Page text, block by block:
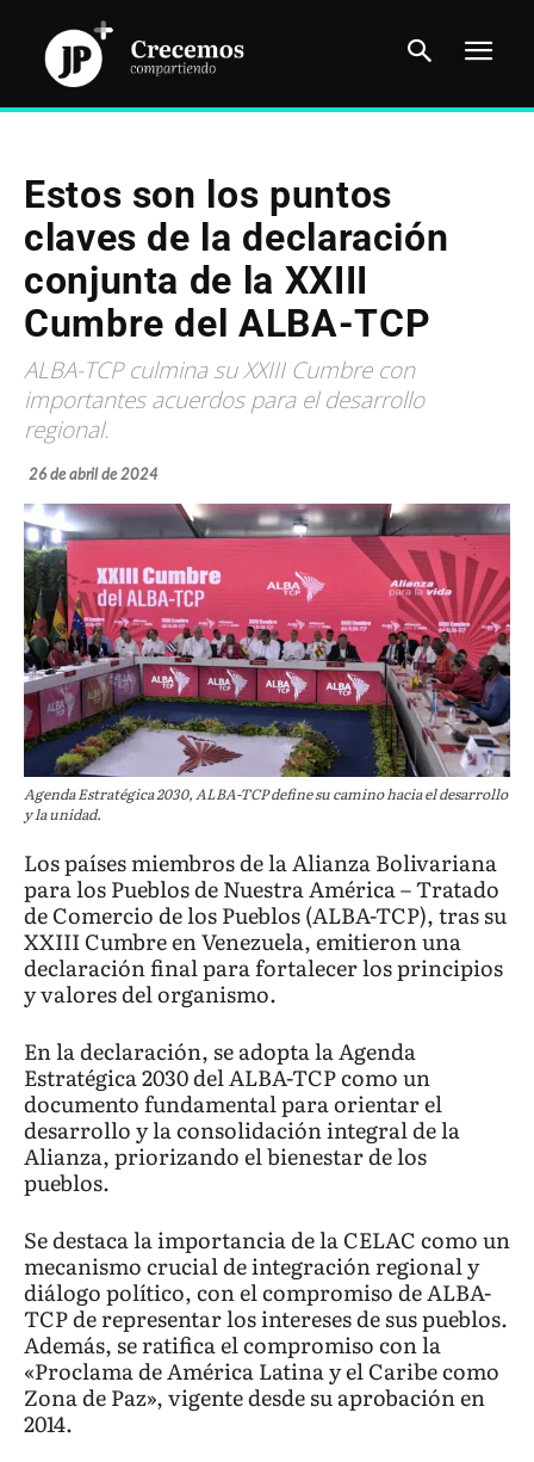
Estos son los puntos
claves de la declaración
conjunta de la XXIII
Cumbre del ALBA-TCP
ALBA-TCP culmina su XXIII Cumbre con
importantes acuerdos para el desarrollo
regional.
26 de abril de 2024
Agenda Estratégica 2030, ALBA-TCP define su camino hacia el desarrollo
y la unidad.
Los países miembros de la Alianza Bolivariana
para los Pueblos de Nuestra América – Tratado
de Comercio de los Pueblos (ALBA-TCP), tras su
XXIII Cumbre en Venezuela, emitieron una
declaración final para fortalecer los principios
y valores del organismo.
En la declaración, se adopta la Agenda
Estratégica 2030 del ALBA-TCP como un
documento fundamental para orientar el
desarrollo y la consolidación integral de la
Alianza, priorizando el bienestar de los
pueblos.
Se destaca la importancia de la CELAC como un
mecanismo crucial de integración regional y
diálogo político, con el compromiso de ALBA-
TCP de representar los intereses de sus pueblos.
Además, se ratifica el compromiso con la
«Proclama de América Latina y el Caribe como
Zona de Paz», vigente desde su aprobación en
2014.